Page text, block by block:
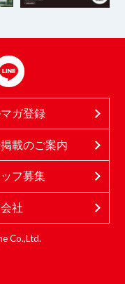
ガ登録
載のご案内
フ募集
社
Co.,Ltd.